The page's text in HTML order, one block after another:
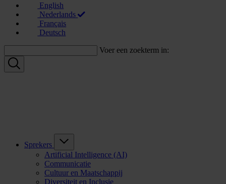
English
Nederlands
Français
Deutsch
Voer een zoekterm in:
Sprekers
Artificial Intelligence (AI)
Communicatie
Cultuur en Maatschappij
Diversiteit en Inclusie